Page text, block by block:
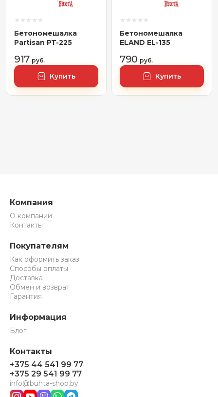
Бетономешалка
Partisan PT-225
917 руб.
Купить
Бетономешалка
ELAND EL-135
790 руб.
Купить
Компания
О компании
Контакты
Покупателям
Как оформить заказ
Способы оплаты
Доставка
Обмен и возврат
Гарантия
Информация
Блог
Контакты
+375 44 541 99 77
+375 29 541 99 77
info@buhta-shop.by